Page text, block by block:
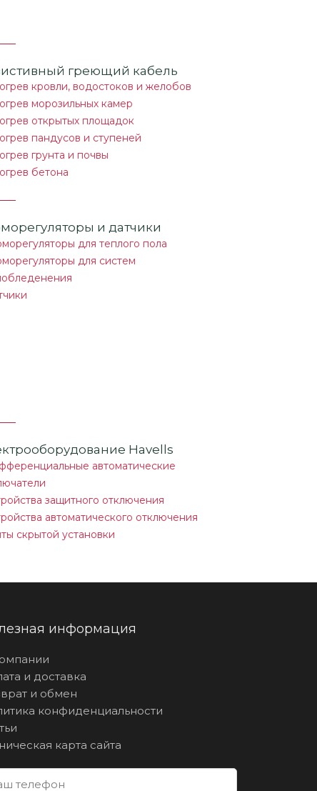
греющий кабель
кровли, водостоков и желобов
морозильных камер
открытых площадок
пандусов и ступеней
грунта и почвы
бетона
и датчики
для теплого пола
для систем
Havells
автоматические
защитного отключения
автоматического отключения
скрытой установки
информация
и доставка
и обмен
конфиденциальности
карта сайта